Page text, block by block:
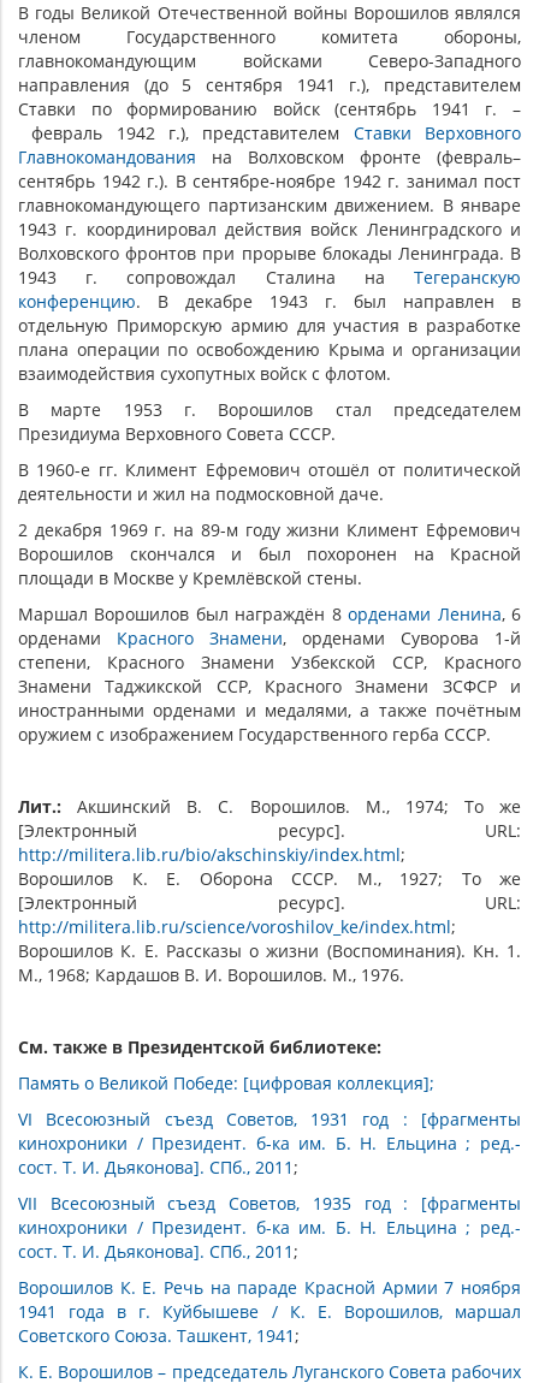
В годы Великой Отечественной войны Ворошилов являлся
членом Государственного комитета обороны,
главнокомандующим войсками Северо-Западного
направления (до 5 сентября 1941 г.), представителем
Ставки по формированию войск (сентябрь 1941 г. –
февраль 1942 г.), представителем Ставки Верховного
Главнокомандования на Волховском фронте (февраль–
сентябрь 1942 г.). В сентябре-ноябре 1942 г. занимал пост
главнокомандующего партизанским движением. В январе
1943 г. координировал действия войск Ленинградского и
Волховского фронтов при прорыве блокады Ленинграда. В
1943 г. сопровождал Сталина на Тегеранскую
конференцию. В декабре 1943 г. был направлен в
отдельную Приморскую армию для участия в разработке
плана операции по освобождению Крыма и организации
взаимодействия сухопутных войск с флотом.
В марте 1953 г. Ворошилов стал председателем
Президиума Верховного Совета СССР.
В 1960-е гг. Климент Ефремович отошёл от политической
деятельности и жил на подмосковной даче.
2 декабря 1969 г. на 89-м году жизни Климент Ефремович
Ворошилов скончался и был похоронен на Красной
площади в Москве у Кремлёвской стены.
Маршал Ворошилов был награждён 8орденами Ленина, 6
орденами Красного Знамени, орденами Суворова 1-й
степени, Красного Знамени Узбекской ССР, Красного
Знамени Таджикской ССР, Красного Знамени ЗСФСР и
иностранными орденами и медалями, а также почётным
оружием с изображением Государственного герба СССР.
Лит.:Акшинский В. С. Ворошилов. М., 1974; То же
[Электронный ресурс]. URL:
http://militera.lib.ru/bio/akschinskiy/index.html;
Ворошилов К. Е. Оборона СССР. М., 1927; То же
[Электронный ресурс]. URL:
http://militera.lib.ru/science/voroshilov_ke/index.html;
Ворошилов К. Е. Рассказы о жизни (Воспоминания). Кн. 1.
М., 1968; Кардашов В. И. Ворошилов. М., 1976.
См. также в Президентской библиотеке:
Память о Великой Победе: [цифровая коллекция];
VI Всесоюзный съезд Советов, 1931 год : [фрагменты
кинохроники / Президент. б-ка им. Б. Н. Ельцина ; ред.-
сост. Т. И. Дьяконова]. СПб., 2011;
VII Всесоюзный съезд Советов, 1935 год : [фрагменты
кинохроники / Президент. б-ка им. Б. Н. Ельцина ; ред.-
сост. Т. И. Дьяконова]. СПб., 2011;
Ворошилов К. Е. Речь на параде Красной Армии 7 ноября
1941 года в г. Куйбышеве / К. Е. Ворошилов, маршал
Советского Союза. Ташкент, 1941;
К. Е. Ворошилов – председатель Луганского Совета рабочих